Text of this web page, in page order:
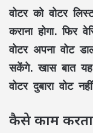
वोटर को वोटर
कराना होगा. फिर
वोटर अपना वोट
सकेंगे. खास बात
वोटर दुबारा वोट
कैसे काम करता